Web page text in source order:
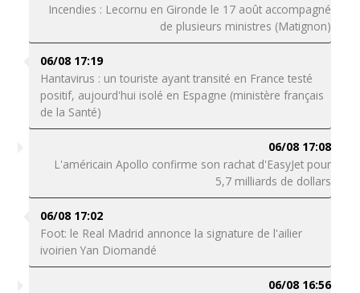
Incendies : Lecornu en Gironde le 17 août accompagné
de plusieurs ministres (Matignon)
06/08 17:19
Hantavirus : un touriste ayant transité en France testé
positif, aujourd'hui isolé en Espagne (ministère français
de la Santé)
06/08 17:08
L'américain Apollo confirme son rachat d'EasyJet pour
5,7 milliards de dollars
06/08 17:02
Foot: le Real Madrid annonce la signature de l'ailier
ivoirien Yan Diomandé
06/08 16:56